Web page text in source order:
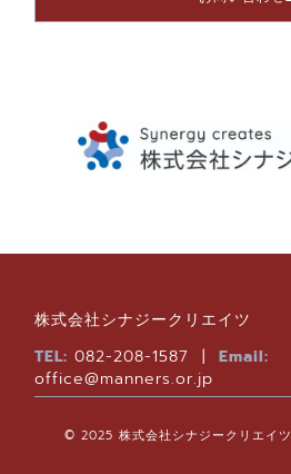
株式会社シナジークリエイツ
TEL: 082-208-1587 |Email:
office@manners.or.jp
© 2025 株式会社シナジークリエイツ